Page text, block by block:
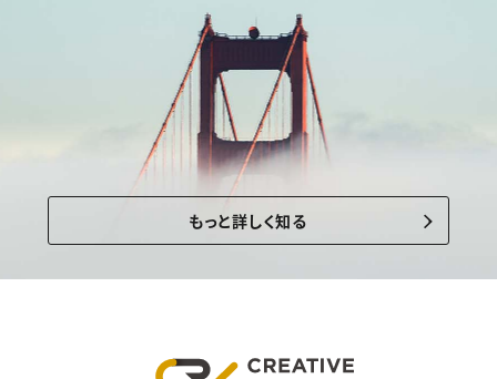
もっと詳しく知る